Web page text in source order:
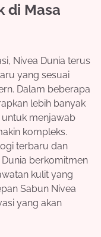
di Masa
Nivea Dunia terus
yang sesuai
Dalam beberapa
lebih banyak
menjawab
kompleks.
terbaru dan
berkomitmen
kulit yang
Sabun Nivea
yang akan